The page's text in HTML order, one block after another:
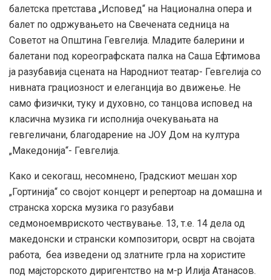
балетска претстава „Исповед“ на Национална опера и
балет по одржувањето на Свечената седница на
Советот на Општина Гевгелија. Младите балерини и
балетани под кореографската палка на Саша Ефтимова
ја разубавија сцената на Народниот театар- Гевгелија со
нивната грациозност и елеганција во движење. Не
само физички, туку и духовно, со танцова исповед на
класична музика ги исполнија очекувањата на
гевгеличани, благодарение на ЈОУ Дом на култура
„Македонија“- Гевгелија.
Како и секогаш, несомнено, Градскиот мешан хор
„Гортинија“ со својот концерт и репертоар на домашна и
странска хорска музика го разубави
седмоноемвриското чествување. 13, т.е. 14 дела од
македонски и странски композитори, осврт на својата
работа, беа изведени од златните грла на хористите
под мајсторското диригентство на м-р Илија Атанасов.